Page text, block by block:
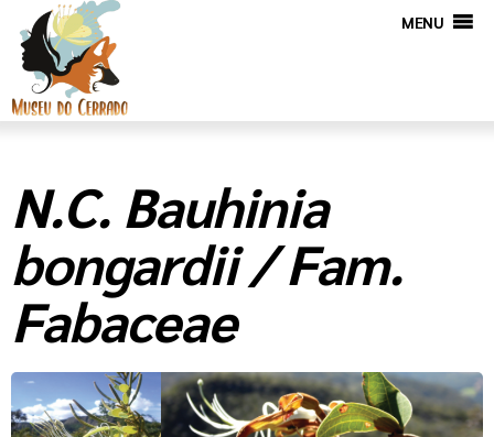
MENU
N.C. Bauhinia
bongardii / Fam.
Fabaceae